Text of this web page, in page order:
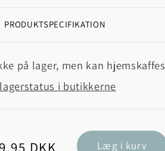
PRODUKTSPECIFIKATION
på lager, men kan hjemskaffes
i butikkerne
Læg i kurv